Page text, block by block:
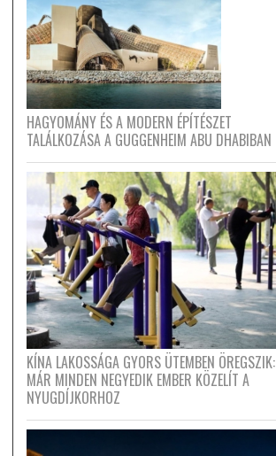
HAGYOMÁNY ÉS A MODERN ÉPÍTÉSZET
TALÁLKOZÁSA A GUGGENHEIM ABU DHABIBAN
KÍNA LAKOSSÁGA GYORS ÜTEMBEN ÖREGSZIK:
MÁR MINDEN NEGYEDIK EMBER KÖZELÍT A
NYUGDÍJKORHOZ